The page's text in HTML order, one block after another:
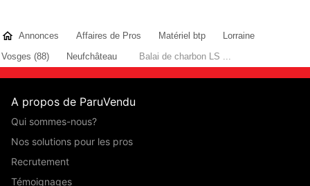
Annonces Affaires de Pros Matériel btp
Lorraine
Vosges (88)
Neufchâteau Balai de charbon LS ...
A propos de ParuVendu
Qui sommes-nous?
Nos solutions pour les pros
Recrutement
Témoignages